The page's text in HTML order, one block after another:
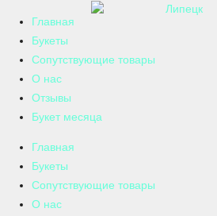
Главная
Букеты
Сопутствующие товары
О нас
Отзывы
Букет месяца
Главная
Букеты
Сопутствующие товары
О нас